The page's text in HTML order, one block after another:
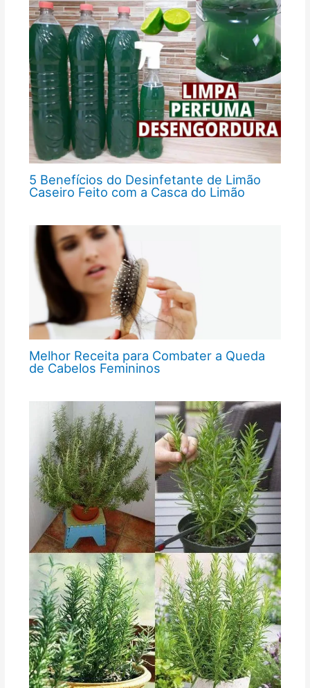
5 Benefícios do Desinfetante de Limão
Caseiro Feito com a Casca do Limão
Melhor Receita para Combater a Queda
de Cabelos Femininos